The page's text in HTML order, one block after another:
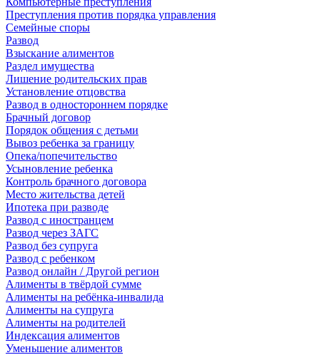
Преступления против порядка управления
Семейные споры
Развод
Взыскание алиментов
Раздел имущества
Лишение родительских прав
Установление отцовства
Развод в одностороннем порядке
Брачный договор
Порядок общения с детьми
Вывоз ребенка за границу
Опека/попечительство
Усыновление ребенка
Контроль брачного договора
Место жительства детей
Ипотека при разводе
Развод с иностранцем
Развод через ЗАГС
Развод без супруга
Развод с ребенком
Развод онлайн / Другой регион
Алименты в твёрдой сумме
Алименты на ребёнка-инвалида
Алименты на супруга
Алименты на родителей
Индексация алиментов
Уменьшение алиментов